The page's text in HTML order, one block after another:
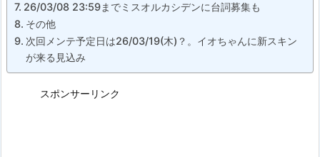
26/03/08 23:59までミスオルカシデンに台詞募集も
その他
次回メンテ予定日は26/03/19(木)？。イオちゃんに新スキン
が来る見込み
スポンサーリンク